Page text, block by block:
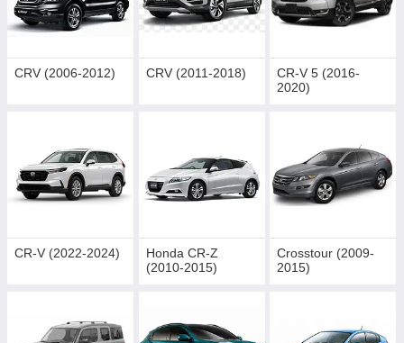
CRV (2006-2012) CRV (2011-2018)
CR-V 5 (2016-
2020)
CR-V (2022-2024)
Honda CR-Z
(2010-2015)
Crosstour (2009-
2015)